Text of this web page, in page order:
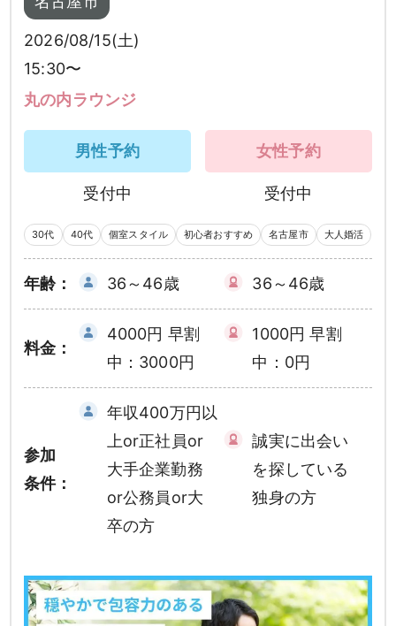
2026/08/15(土)
15:30〜
丸の内ラウンジ
男性予約
受付中
女性予約
受付中
30代 40代 個室スタイル 初心者おすすめ 名古屋市 大人婚活
年齢： 36～46歳 36～46歳
料金：
4000円 早割
中：3000円
1000円 早割
中：0円
参加
条件：
年収400万円以
上or正社員or
大手企業勤務
or公務員or大
卒の方
誠実に出会い
を探している
独身の方